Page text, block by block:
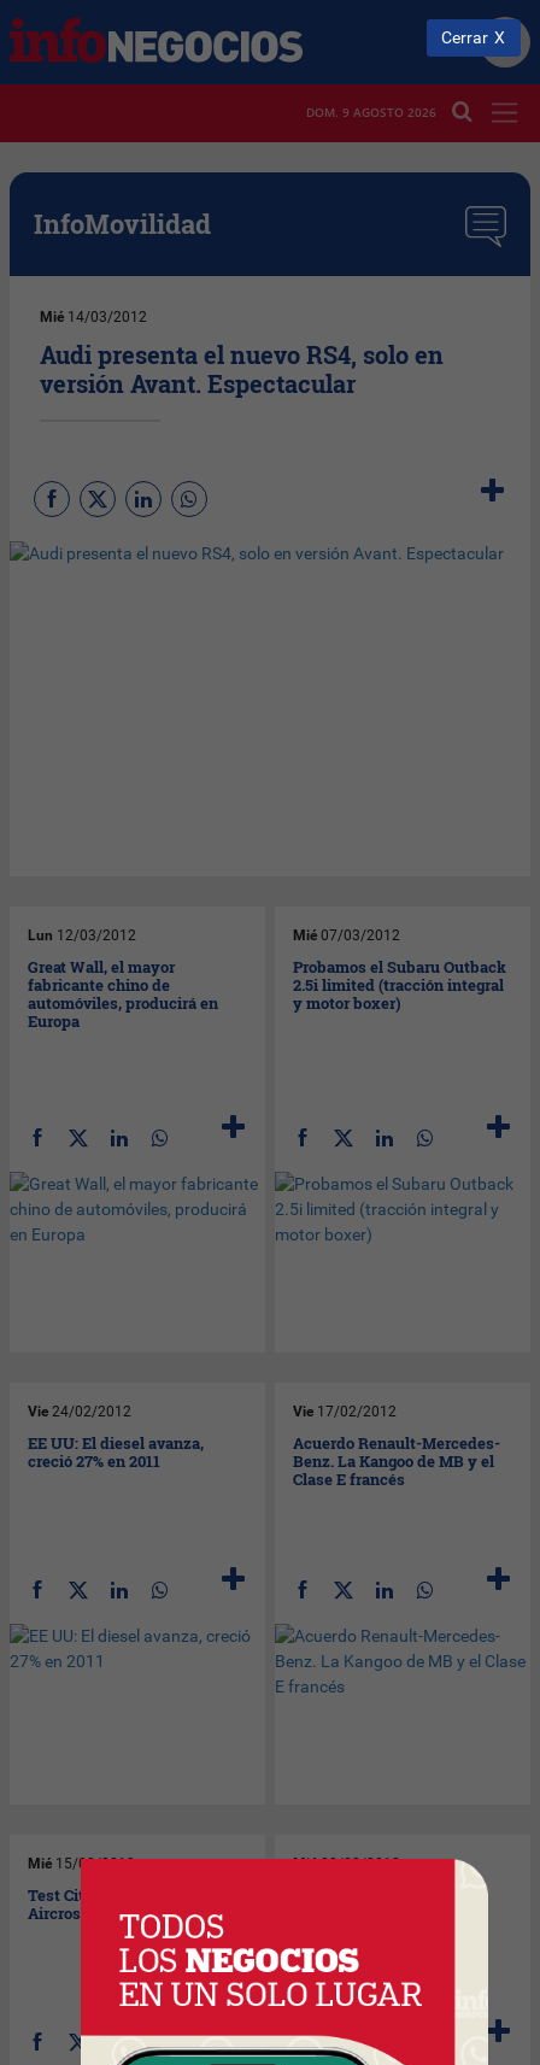
DOM. 9 AGOSTO 2026
InfoMovilidad
Mié 14/03/2012
Audi presenta el nuevo RS4, solo en
versión Avant. Espectacular
Lun 12/03/2012
Great Wall, el mayor
fabricante chino de
automóviles, producirá en
Europa
Mié 07/03/2012
Probamos el Subaru Outback
2.5i limited (tracción integral
y motor boxer)
Vie 24/02/2012
EE UU: El diesel avanza,
creció 27% en 2011
Vie 17/02/2012
Acuerdo Renault-Mercedes-
Benz. La Kangoo de MB y el
Clase E francés
Mié 15/02/2012
Test Citroën C3 Picasso. Un
Aircross más señorial
Mié08/02/2012
Cerrar